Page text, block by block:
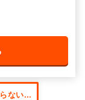
ない...